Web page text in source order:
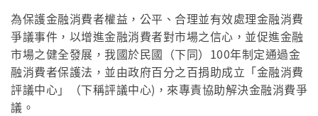
為保護金融消費者權益，公平、合理並有效處理金融消費
爭議事件，以增進金融消費者對市場之信心，並促進金融
市場之健全發展，我國於民國（下同）100年制定通過金
融消費者保護法，並由政府百分之百捐助成立「金融消費
評議中心」（下稱評議中心)，來專責協助解決金融消費爭
議。